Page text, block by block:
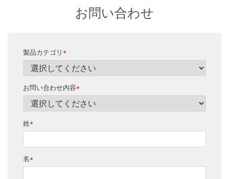
お問い合わせ
*
製品カテゴリ
*
お問い合わせ内容
*
姓
*
名